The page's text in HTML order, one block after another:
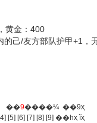
黄金：400
己/友方部队护甲+1，
��9����¼ ��9ҳ
[4] [5] [6] [7] [8] [9] ��һҳ ĩҳ